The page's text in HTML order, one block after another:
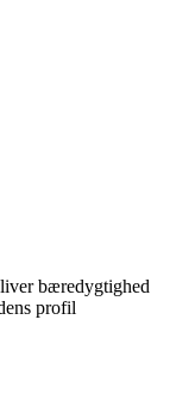
bæredygtighed
profil